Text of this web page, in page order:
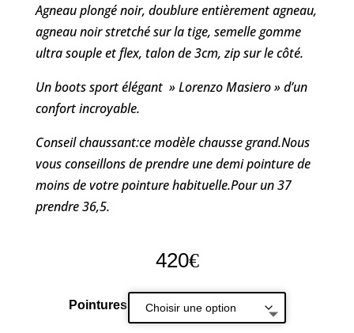
Agneau plongé noir, doublure entièrement agneau,
agneau noir stretché sur la tige, semelle gomme
ultra souple et flex, talon de 3cm, zip sur le côté.
Un boots sport élégant » Lorenzo Masiero » d’un
confort incroyable.
Conseil chaussant:ce modèle chausse grand.Nous
vous conseillons de prendre une demi pointure de
moins de votre pointure habituelle.Pour un 37
prendre 36,5.
420€
Pointures